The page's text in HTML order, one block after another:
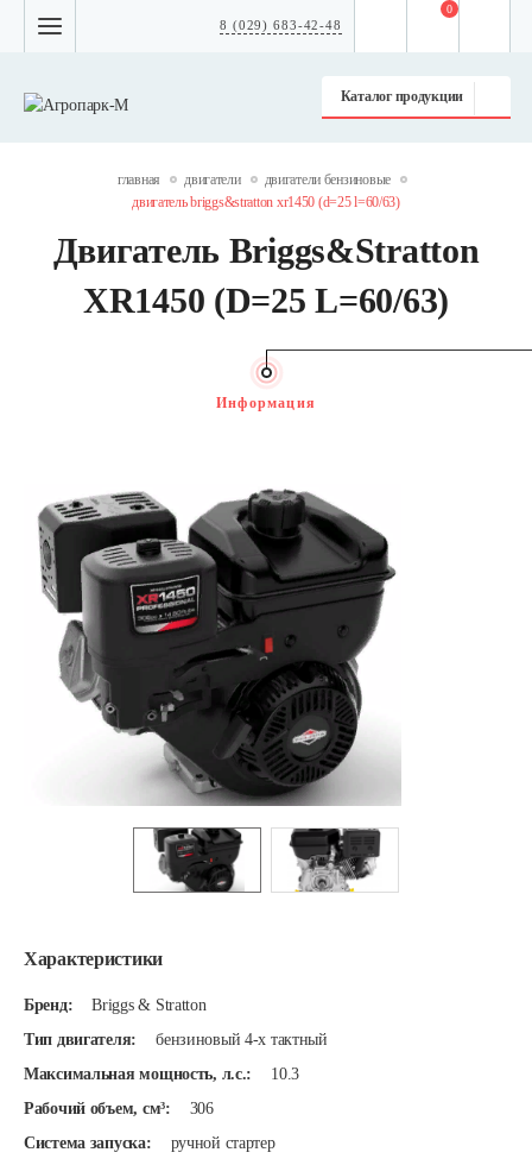
8 (029) 683-42-48
Каталог продукции
0
главная двигатели
двигатели бензиновые
двигатель briggs&stratton xr1450 (d=25 l=60/63)
Двигатель Briggs&Stratton
XR1450 (D=25 L=60/63)
Характеристики
Бренд:
Briggs & Stratton
Тип двигателя:
бензиновый 4-х тактный
Максимальная мощность, л.с.:
10.3
Рабочий объем, см³:
306
Система запуска:
ручной стартер
Информация